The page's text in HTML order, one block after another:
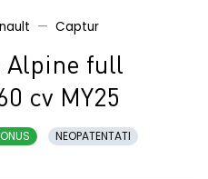
Captur
Alpine full
cv MY25
NEOPATENTATI